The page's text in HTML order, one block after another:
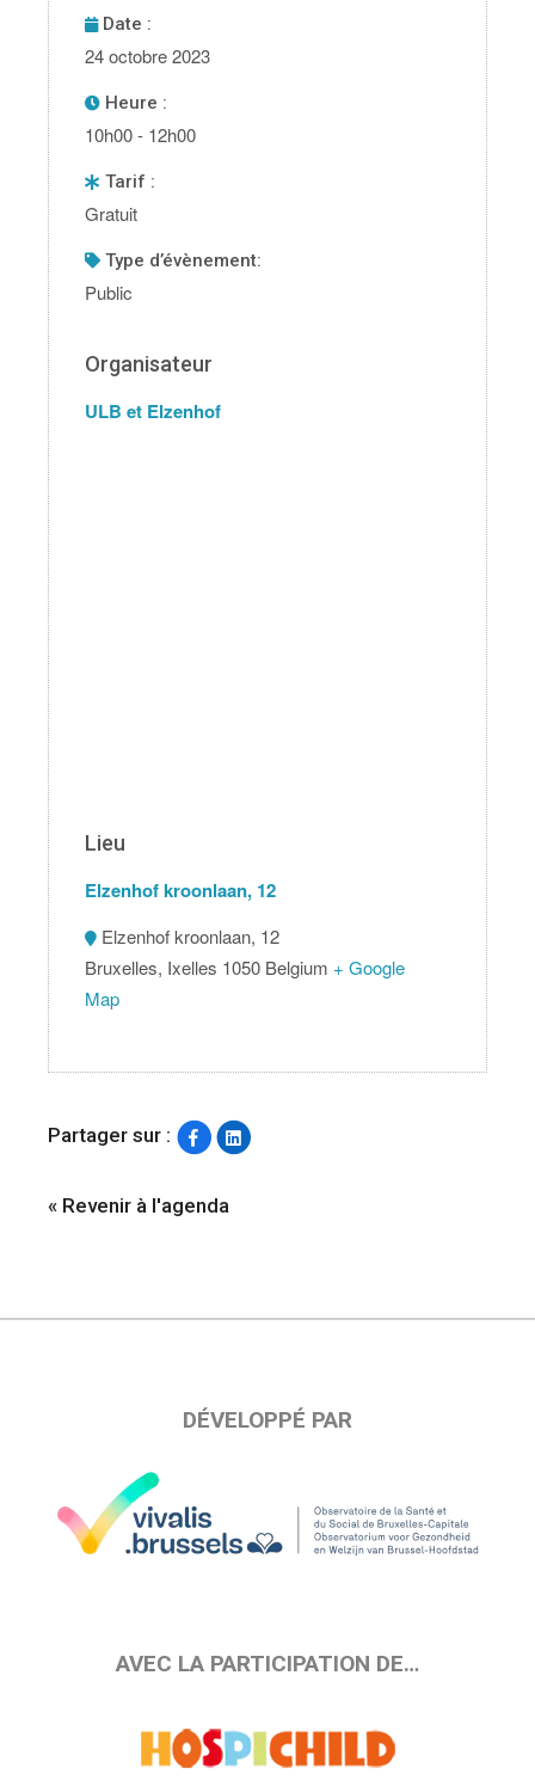
Date :
24 octobre 2023
Heure :
10h00 - 12h00
Tarif :
Gratuit
type d’évènement:
Public
Organisateur
ULB et Elzenhof
Lieu
Elzenhof kroonlaan, 12
Elzenhof kroonlaan, 12
Bruxelles, Ixelles 1050 Belgium + Google
Map
Partager sur :
« Revenir à l'agenda
DÉVELOPPÉ PAR
AVEC LA PARTICIPATION DE…